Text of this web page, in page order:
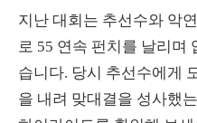
지난 대회는 추선수와 악
로 55 연속 펀치를 날리며
습니다. 당시 추선수에게
을 내려 맞대결을 성사했